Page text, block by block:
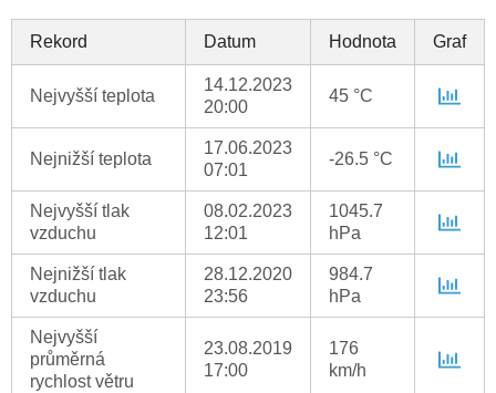
Rekord Datum Hodnota Graf
Nejvyšší teplota
14.12.2023
20:00
45 °C
Nejnižší teplota
17.06.2023
07:01
-26.5 °C
Nejvyšší tlak
vzduchu
08.02.2023
12:01
1045.7
hPa
Nejnižší tlak
vzduchu
28.12.2020
23:56
984.7
hPa
Nejvyšší
průměrná
rychlost větru
23.08.2019
17:00
176
km/h